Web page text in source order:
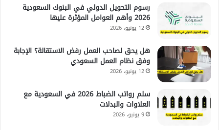
رسوم التحويل الدولي في البنوك السعودية
2026 وأهم العوامل المؤثرة عليها
12 يونيو، 2026
هل يحق لصاحب العمل رفض الاستقالة؟ الإجابة
وفق نظام العمل السعودي
12 يونيو، 2026
سلم رواتب الضباط 2026 في السعودية مع
العلاوات والبدلات
9 يونيو، 2026